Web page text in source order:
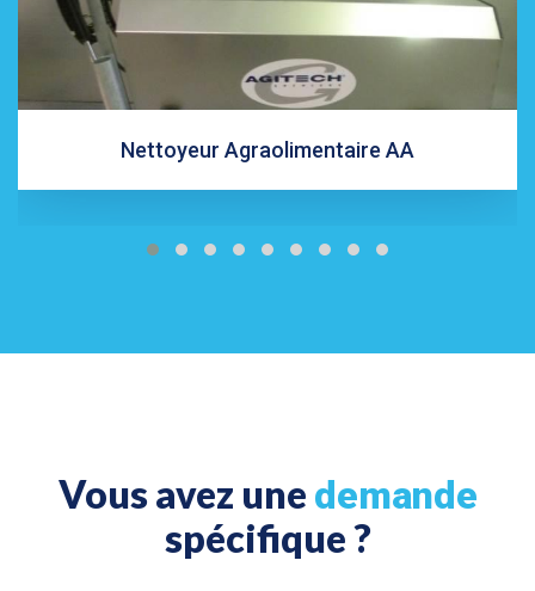
Nettoyeur Agraolimentaire AA
Vous avez une demande
spécifique ?